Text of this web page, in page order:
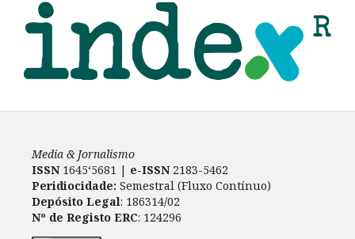
Media & Jornalismo
ISSN 1645‘5681 | e-ISSN2183-5462
Peridiocidade: Semestral (Fluxo Contínuo)
Depósito Legal: 186314/02
Nº de Registo ERC: 124296